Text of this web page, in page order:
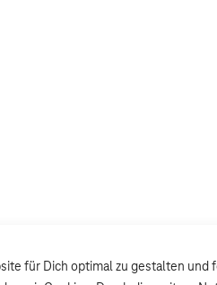
für Dich optimal zu gestalten und